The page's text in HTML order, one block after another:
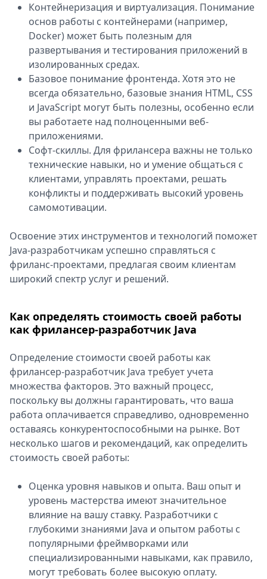
Контейнеризация и виртуализация. Понимание
основ работы с контейнерами (например,
Docker) может быть полезным для
развертывания и тестирования приложений в
изолированных средах.
Базовое понимание фронтенда. Хотя это не
всегда обязательно, базовые знания HTML, CSS
и JavaScript могут быть полезны, особенно если
вы работаете над полноценными веб-
приложениями.
Софт-скиллы. Для фрилансера важны не только
технические навыки, но и умение общаться с
клиентами, управлять проектами, решать
конфликты и поддерживать высокий уровень
самомотивации.
Освоение этих инструментов и технологий поможет
Java-разработчикам успешно справляться с
фриланс-проектами, предлагая своим клиентам
широкий спектр услуг и решений.
Как определять стоимость своей работы
как фрилансер-разработчик Java
Определение стоимости своей работы как
фрилансер-разработчик Java требует учета
множества факторов. Это важный процесс,
поскольку вы должны гарантировать, что ваша
работа оплачивается справедливо, одновременно
оставаясь конкурентоспособными на рынке. Вот
несколько шагов и рекомендаций, как определить
стоимость своей работы:
Оценка уровня навыков и опыта. Ваш опыт и
уровень мастерства имеют значительное
влияние на вашу ставку. Разработчики с
глубокими знаниями Java и опытом работы с
популярными фреймворками или
специализированными навыками, как правило,
могут требовать более высокую оплату.